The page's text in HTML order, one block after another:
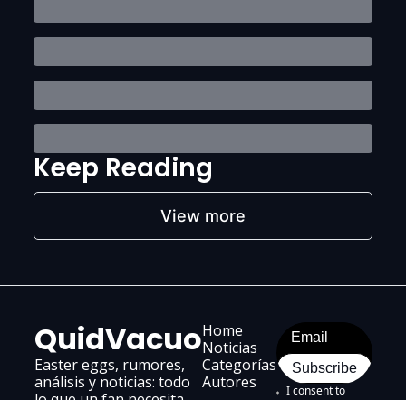
Keep Reading
View more
QuidVacuo
Easter eggs, rumores,
análisis y noticias: todo
Home
Noticias
Categorías
Autores
Subscribe
I consent to